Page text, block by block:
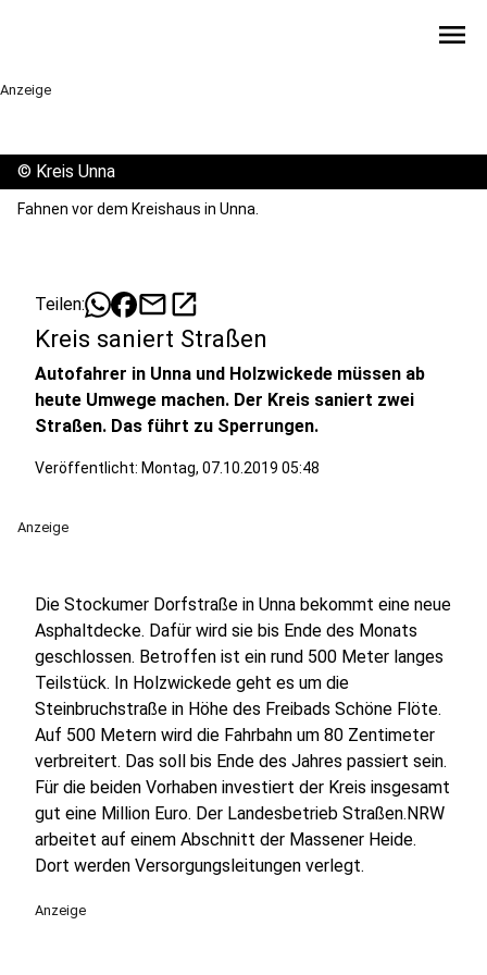
menu
Anzeige
© Kreis Unna
Fahnen vor dem Kreishaus in Unna.
Teilen: mailopen_in_new
Kreis saniert Straßen
Autofahrer in Unna und Holzwickede müssen ab
heute Umwege machen. Der Kreis saniert zwei
Straßen. Das führt zu Sperrungen.
Veröffentlicht: Montag, 07.10.2019 05:48
Anzeige
Die Stockumer Dorfstraße in Unna bekommt eine neue
Asphaltdecke. Dafür wird sie bis Ende des Monats
geschlossen. Betroffen ist ein rund 500 Meter langes
Teilstück. In Holzwickede geht es um die
Steinbruchstraße in Höhe des Freibads Schöne Flöte.
Auf 500 Metern wird die Fahrbahn um 80 Zentimeter
verbreitert. Das soll bis Ende des Jahres passiert sein.
Für die beiden Vorhaben investiert der Kreis insgesamt
gut eine Million Euro. Der Landesbetrieb Straßen.NRW
arbeitet auf einem Abschnitt der Massener Heide.
Dort werden Versorgungsleitungen verlegt.
Anzeige